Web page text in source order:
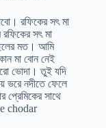
রফিকের সৎ মা
সৎ মা
মত। আমি
মা বোন নেই
ভোদা। তুই যদি
ভরে নদীতে ফেলে
সাথে
chodar